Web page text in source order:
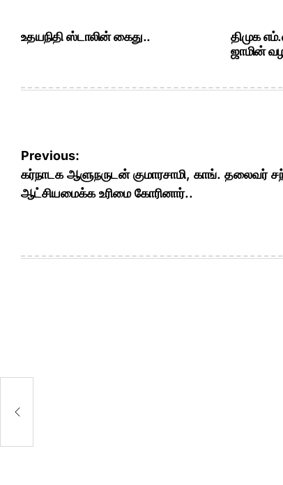
உதயநிதி ஸ்டாலின் கைது..
திமுக
ஜாமின்
Post
navigation
Previous:
கர்நாடக ஆளுநருடன் குமாரசாமி, காங். தலைவர்
ஆட்சியமைக்க உரிமை கோரினார்..